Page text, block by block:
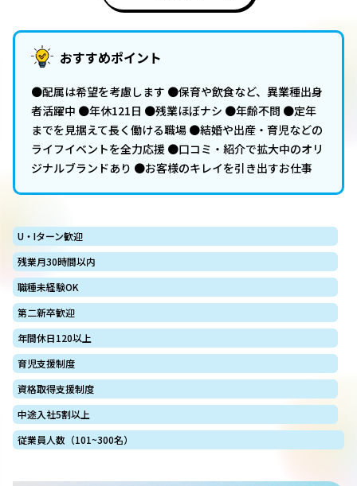
おすすめポイント
●配属は希望を考慮します ●保育や飲食など、異業種出身
者活躍中 ●年休121日 ●残業ほぼナシ ●年齢不問 ●定年
までを見据えて長く働ける職場 ●結婚や出産・育児などの
ライフイベントを全力応援 ●口コミ・紹介で拡大中のオリ
ジナルブランドあり ●お客様のキレイを引き出すお仕事
U・Iターン歓迎
残業月30時間以内
職種未経験OK
第二新卒歓迎
年間休日120以上
育児支援制度
資格取得支援制度
中途入社5割以上
従業員人数（101~300名）